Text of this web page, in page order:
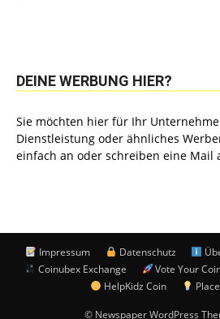
DEINE WERBUNG HIER?
Sie möchten hier für Ihr
Dienstleistung oder ähnliches
einfach an oder schreiben eine Mail
Impressum Datenschutz
Coinubex Exchange
Vote Your
HelpKidz Coin
© Newspaper WordPress